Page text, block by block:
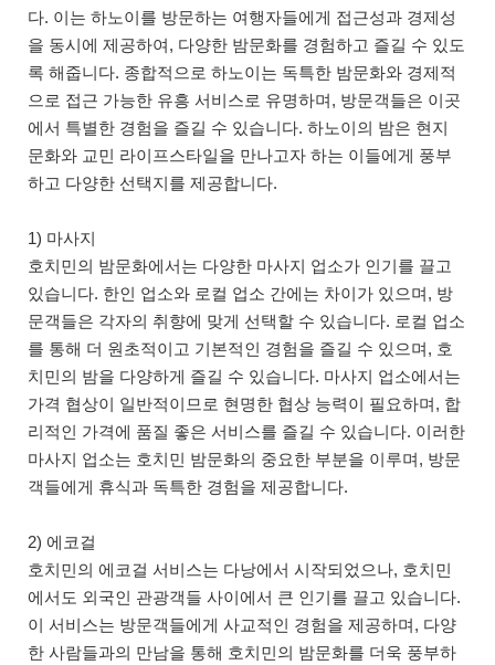
다. 이는 하노이를 방문하는 여행자들에게 접근성과 경제성
을 동시에 제공하여, 다양한 밤문화를 경험하고 즐길 수 있도
록 해줍니다. 종합적으로 하노이는 독특한 밤문화와 경제적
으로 접근 가능한 유흥 서비스로 유명하며, 방문객들은 이곳
에서 특별한 경험을 즐길 수 있습니다. 하노이의 밤은 현지
문화와 교민 라이프스타일을 만나고자 하는 이들에게 풍부
하고 다양한 선택지를 제공합니다.
1) 마사지
호치민의 밤문화에서는 다양한 마사지 업소가 인기를 끌고
있습니다. 한인 업소와 로컬 업소 간에는 차이가 있으며, 방
문객들은 각자의 취향에 맞게 선택할 수 있습니다. 로컬 업소
를 통해 더 원초적이고 기본적인 경험을 즐길 수 있으며, 호
치민의 밤을 다양하게 즐길 수 있습니다. 마사지 업소에서는
가격 협상이 일반적이므로 현명한 협상 능력이 필요하며, 합
리적인 가격에 품질 좋은 서비스를 즐길 수 있습니다. 이러한
마사지 업소는 호치민 밤문화의 중요한 부분을 이루며, 방문
객들에게 휴식과 독특한 경험을 제공합니다.
2) 에코걸
호치민의 에코걸 서비스는 다낭에서 시작되었으나, 호치민
에서도 외국인 관광객들 사이에서 큰 인기를 끌고 있습니다.
이 서비스는 방문객들에게 사교적인 경험을 제공하며, 다양
한 사람들과의 만남을 통해 호치민의 밤문화를 더욱 풍부하